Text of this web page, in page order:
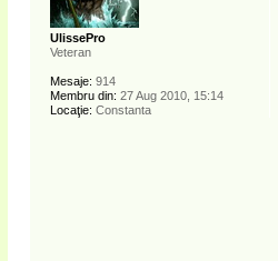
UlissePro
Veteran
Mesaje: 914
Membru din: 27 Aug 2010, 15:14
Locaţie: Constanta